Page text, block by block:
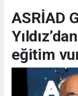
ASRİAD
eğitim